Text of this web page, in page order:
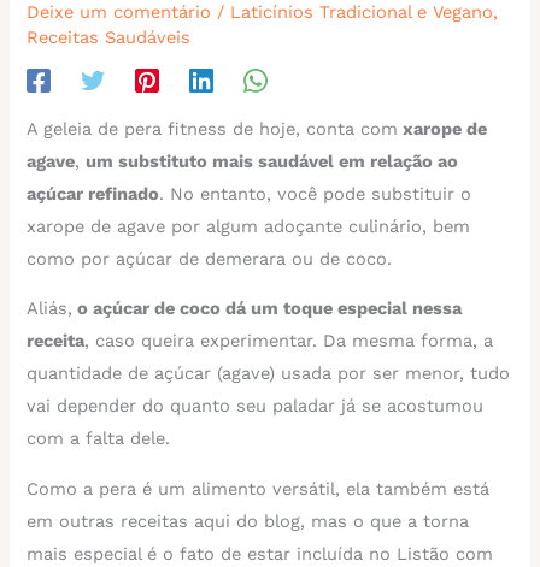
Deixe um comentário / Laticínios Tradicional e Vegano,
Receitas Saudáveis
A geleia de pera fitness de hoje, conta com xarope de
agave, um substituto mais saudável em relação ao
açúcar refinado. No entanto, você pode substituir o
xarope de agave por algum adoçante culinário, bem
como por açúcar de demerara ou de coco.
Aliás, o açúcar de coco dá um toque especial nessa
receita, caso queira experimentar. Da mesma forma, a
quantidade de açúcar (agave) usada por ser menor, tudo
vai depender do quanto seu paladar já se acostumou
com a falta dele.
Como a pera é um alimento versátil, ela também está
em outras receitas aqui do blog, mas o que a torna
mais especial é o fato de estar incluída no Listão com